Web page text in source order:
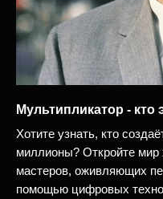
Мультипликатор -
Хотите узнать, кто
миллионы? Откройте
мастеров, оживляющих
помощью цифровых